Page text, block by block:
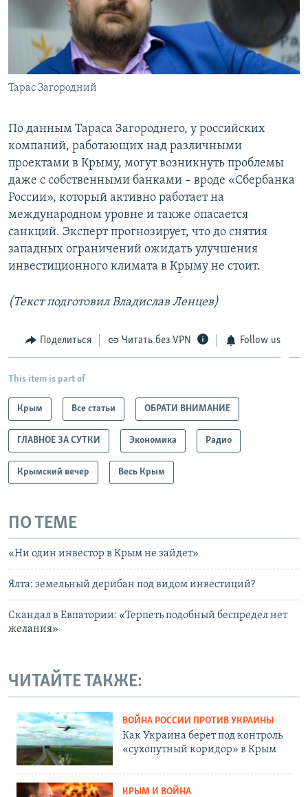
Тарас Загородний
По данным Тараса Загороднего, у российских
компаний, работающих над различными
проектами в Крыму, могут возникнуть проблемы
даже с собственными банками – вроде «Сбербанка
России», который активно работает на
международном уровне и также опасается
санкций. Эксперт прогнозирует, что до снятия
западных ограничений ожидать улучшения
инвестиционного климата в Крыму не стоит.
(Текст подготовил Владислав Ленцев)
Поделиться Читать без VPN Follow us
This item is part of
Крым Все статьи ОБРАТИ ВНИМАНИЕ
ГЛАВНОЕ ЗА СУТКИ Экономика Радио
Крымский вечер Весь Крым
ПО ТЕМЕ
«Ни один инвестор в Крым не зайдет»
Ялта: земельный дерибан под видом инвестиций?
Скандал в Евпатории: «Терпеть подобный беспредел нет
желания»
ЧИТАЙТЕ ТАКЖЕ:
ВОЙНА РОССИИ ПРОТИВ УКРАИНЫ
Как Украина берет под контроль
«сухопутный коридор» в Крым
КРЫМ И ВОЙНА